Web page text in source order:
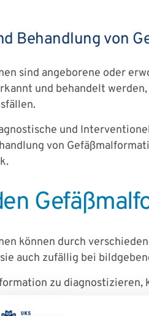
Behandlung von
sind angeborene oder
und behandelt
und
von
können durch
auch zufällig bei
zu
(MRT): Diese